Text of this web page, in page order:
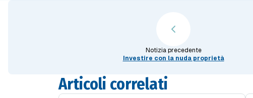
Notizia precedente
Investire con la nuda proprietà
Articoli correlati